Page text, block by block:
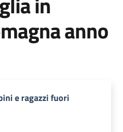
anno
e ragazzi fuori